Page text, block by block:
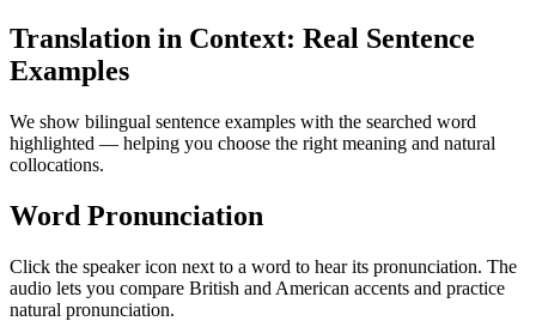
Translation in Context: Real Sentence
Examples
We show bilingual sentence examples with the searched word
highlighted — helping you choose the right meaning and natural
collocations.
Word Pronunciation
Click the speaker icon next to a word to hear its pronunciation. The
audio lets you compare British and American accents and practice
natural pronunciation.